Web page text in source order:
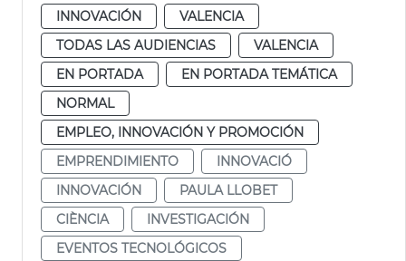
INNOVACIÓN
VALENCIA
TODAS LAS AUDIENCIAS
VALENCIA
EN PORTADA
EN PORTADA TEMÁTICA
NORMAL
EMPLEO, INNOVACIÓN Y PROMOCIÓN
EMPRENDIMIENTO
INNOVACIÓ
INNOVACIÓN
PAULA LLOBET
CIÈNCIA
INVESTIGACIÓN
EVENTOS TECNOLÓGICOS